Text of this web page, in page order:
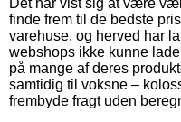
finde frem til de bedste
varehuse, og herved har
webshops ikke kunne
på mange af deres
samtidig til voksne –
frembyde fragt uden